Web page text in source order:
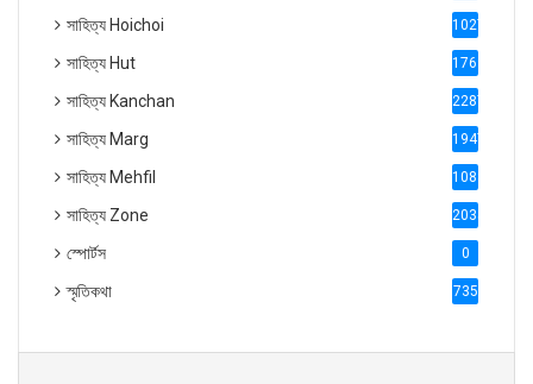
সাহিত্য Hoichoi 1027
সাহিত্য Hut 1769
সাহিত্য Kanchan 2287
সাহিত্য Marg 1947
সাহিত্য Mehfil 1088
সাহিত্য Zone 2035
স্পোর্টস 0
স্মৃতিকথা 735